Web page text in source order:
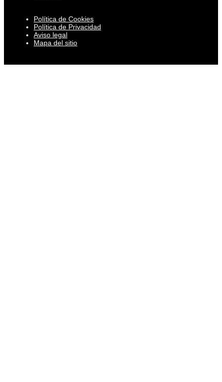
Política de Cookies
Política de Privacidad
Aviso legal
Mapa del sitio